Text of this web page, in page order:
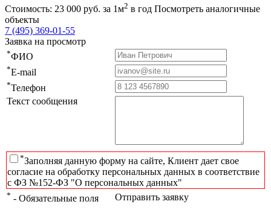
Стоимость: 23 000 руб. за 1м2 в год Посмотреть аналогичные
объекты
7 (495) 369-01-55
Заявка на просмотр
*ФИО
*E-mail
*Телефон
Текст сообщения
*Заполняя данную форму на сайте, Клиент дает свое
согласие на обработку персональных данных в соответствие
с ФЗ №152-ФЗ "О персональных данных"
* - Обязательные поля Отправить заявку